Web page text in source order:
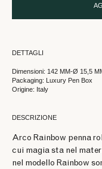
DETTAGLI
Dimensioni: 142 MM-Ø 15,5
Packaging: Luxury Pen Box
Origine: Italy
DESCRIZIONE
Arco Rainbow penna
cui magia sta nel
nel modello Rainbow